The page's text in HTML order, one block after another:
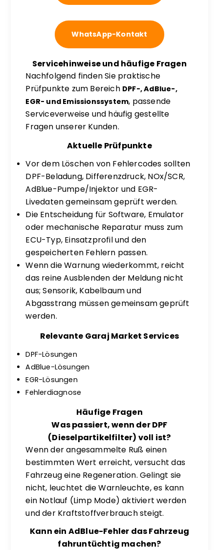
WhatsApp-Kontakt
Servicehinweise und häufige Fragen
Nachfolgend finden Sie praktische
Prüfpunkte zum Bereich DPF-, AdBlue-,
EGR- und Emissionssystem, passende
Serviceverweise und häufig gestellte
Fragen unserer Kunden.
Aktuelle Prüfpunkte
Vor dem Löschen von Fehlercodes sollten
DPF-Beladung, Differenzdruck, NOx/SCR,
AdBlue-Pumpe/Injektor und EGR-
Livedaten gemeinsam geprüft werden.
Die Entscheidung für Software, Emulator
oder mechanische Reparatur muss zum
ECU-Typ, Einsatzprofil und den
gespeicherten Fehlern passen.
Wenn die Warnung wiederkommt, reicht
das reine Ausblenden der Meldung nicht
aus; Sensorik, Kabelbaum und
Abgasstrang müssen gemeinsam geprüft
werden.
Relevante Garaj Market Services
DPF-Lösungen
AdBlue-Lösungen
EGR-Lösungen
Fehlerdiagnose
Häufige Fragen
Was passiert, wenn der DPF
(Dieselpartikelfilter) voll ist?
Wenn der angesammelte Ruß einen
bestimmten Wert erreicht, versucht das
Fahrzeug eine Regeneration. Gelingt sie
nicht, leuchtet die Warnleuchte, es kann
ein Notlauf (Limp Mode) aktiviert werden
und der Kraftstoffverbrauch steigt.
Kann ein AdBlue-Fehler das Fahrzeug
fahruntüchtig machen?